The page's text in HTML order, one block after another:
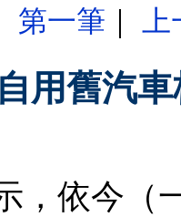
第一筆
用舊汽
，依今（